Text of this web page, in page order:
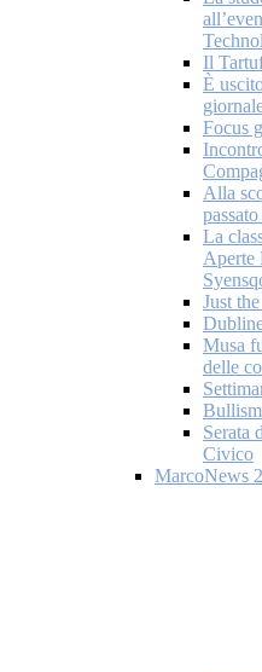
Il
È
Focus
Alla
La
Aperte
Just
Musa
delle
Serata
Civico
MarcoNews